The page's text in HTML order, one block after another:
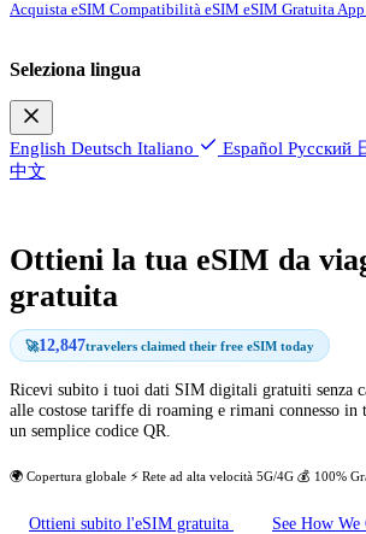
Acquista eSIM Compatibilità eSIM eSIM Gratuita
Seleziona lingua
English Deutsch Italiano Español Русский
中文
Ottieni la tua eSIM da
gratuita
🚀12,847travelers claimed their free eSIM today
Ricevi subito i tuoi dati SIM digitali gratuiti senza
alle costose tariffe di roaming e rimani connesso
un semplice codice QR.
🌍 Copertura globale ⚡ Rete ad alta velocità 5G/4G 💰 100%
Ottieni subito l'eSIM gratuita See How